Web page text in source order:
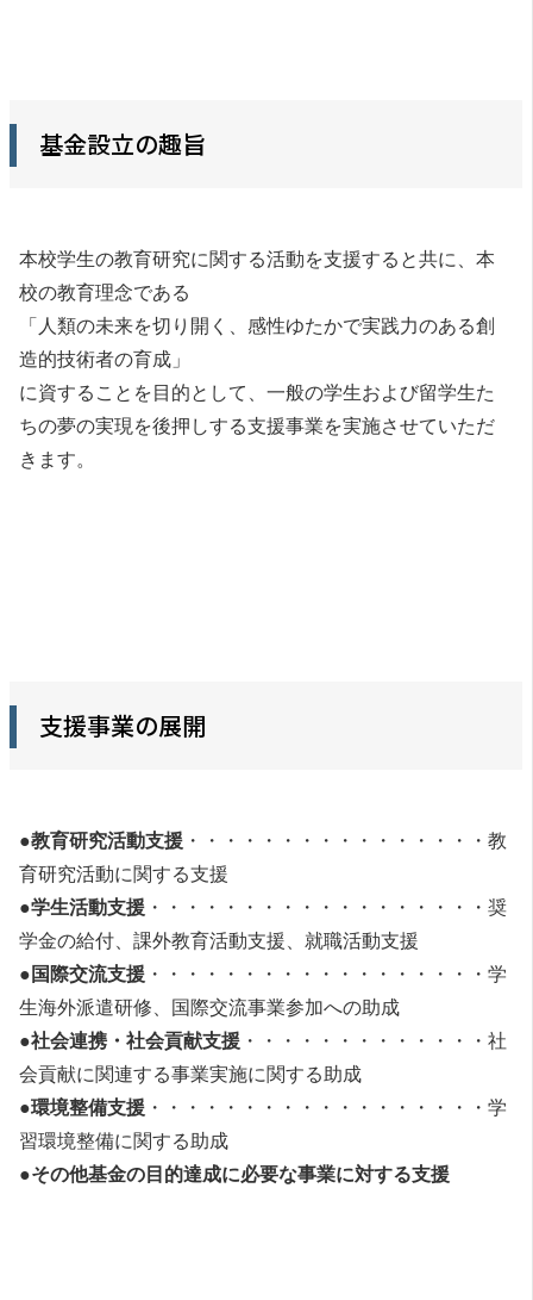
基金設立の趣旨
本校学生の教育研究に関する活動を支援すると共に、本
校の教育理念である
「人類の未来を切り開く、感性ゆたかで実践力のある創
造的技術者の育成」
に資することを目的として、一般の学生および留学生た
ちの夢の実現を後押しする支援事業を実施させていただ
きます。
支援事業の展開
●教育研究活動支援 ・・・・・・・・・・・・・・・・教
育研究活動に関する支援
●学生活動支援 ・・・・・・・・・・・・・・・・・・奨
学金の給付、課外教育活動支援、就職活動支援
● 国際交流支援 ・・・・・・・・・・・・・・・・・・学
生海外派遣研修、国際交流事業参加への助成
●社会連携・社会貢献支援 ・・・・・・・・・・・・・社
会貢献に関連する事業実施に関する助成
●環境整備支援 ・・・・・・・・・・・・・・・・・・学
習環境整備に関する助成
●その他基金の目的達成に必要な事業に対する支援